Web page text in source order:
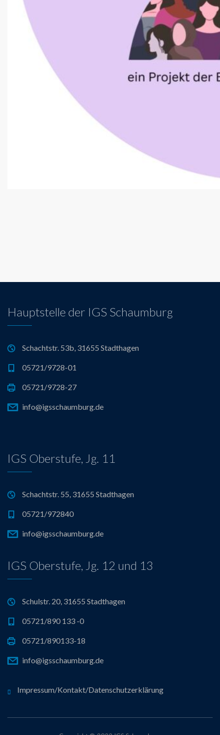
Hauptstelle der IGS Schaumburg
Schachtstr. 53b, 31655 Stadthagen
05721/9728-01
05721/9728-27
info@igsschaumburg.de
IGS Oberstufe, Jg. 11
Schachtstr. 55, 31655 Stadthagen
05721/972840
info@igsschaumburg.de
IGS Oberstufe, Jg. 12 und 13
Schulstr. 20, 31655 Stadthagen
05721/890 133 -0
05721/890133-18
info@igsschaumburg.de
Impressum/Kontakt/Datenschutzerklärung